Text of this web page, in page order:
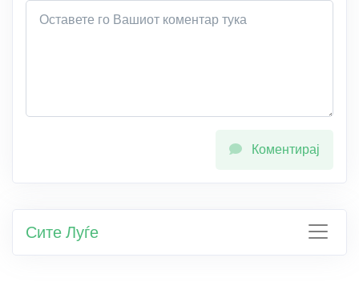
Коментирај
Сите Луѓе